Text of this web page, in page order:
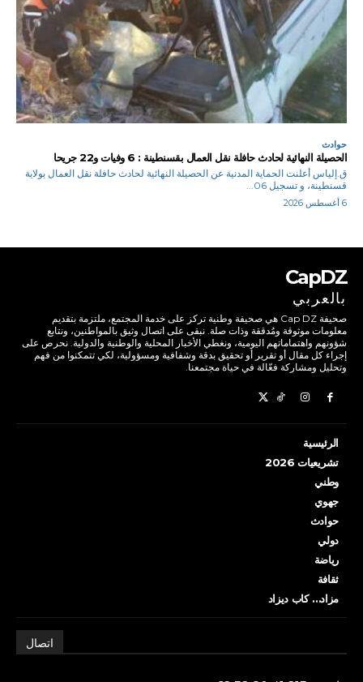
حوادث
الحصيلة النهائية لحادث حافلة نقل العمال بقسنطينة : 6 وفيات و22 جريحا
ق.إلياس أعلنت الحماية المدنية عن الحصيلة النهائية لحادث حافلة نقل العمال بولاية
قسنطينة، و تسجيل 06...
6 أغسطس 2026
CapDZ
بالعربي
صحيفة Cap DZ هي صحيفة وطنية تركز على خدمة المجتمع، ملتزمة بتقديم
معلومات موثوقة ومُدققة وذات صلة. نبقى على اتصال وثيق بالمواطنين، ونتابع
شؤونهم واهتماماتهم اليومية، ونغطي الأخبار المحلية والوطنية والدولية. نحرص على
إجراء كل مقال أو تقرير أو تحقيق بدقة وشفافية ومسؤولية، لكي تتمكنوا من فهم
وتحليل ومشاركة فعّالة في حياة مجتمعنا.
الرئيسية
تشريعيات 2026
وطني
جهوي
حوادث
دولي
رياضة
ثقافة
مزاد… كاب ديزاد
اتصال